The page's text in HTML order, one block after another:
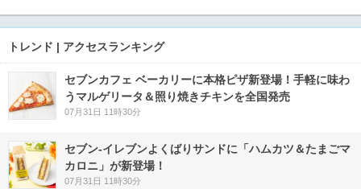
トレンド | アクセスランキング
セブンカフェ ベーカリーに本格ピザ新登場！手軽に味わ
うマルゲリータ＆照り焼きチキンを全国発売
07月31日 11時30分
セブン‐イレブンよくばりサンドに「ハムカツ＆たまごマ
カロニ」が新登場！
07月31日 11時30分